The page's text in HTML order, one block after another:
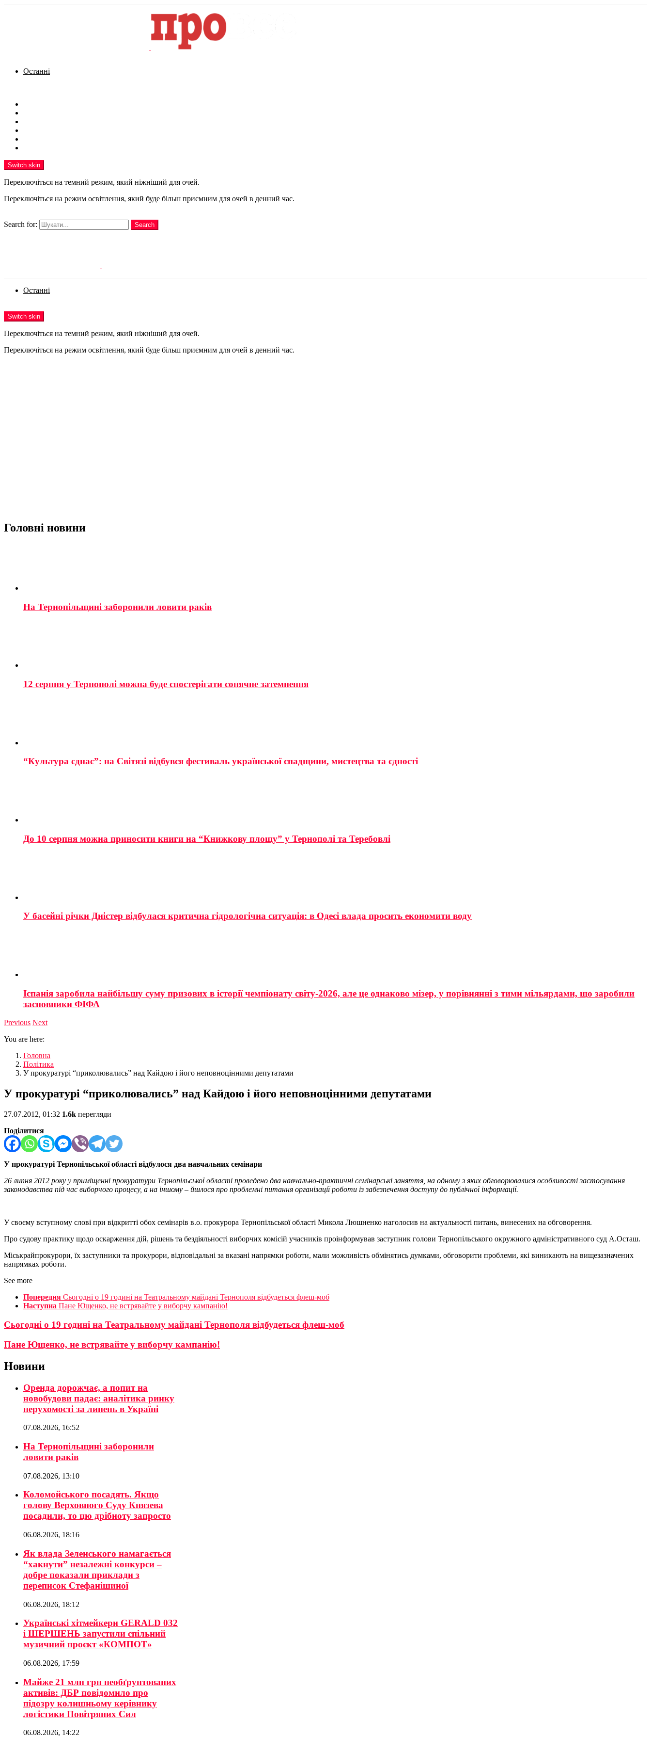
Останні
Switch skin
Переключіться на темний режим, який ніжніший для очей.
Переключіться на режим освітлення, який буде більш приємним для очей в денний час.
Search for:
Search
Останні
Switch skin
Переключіться на темний режим, який ніжніший для очей.
Переключіться на режим освітлення, який буде більш приємним для очей в денний час.
Головні новини
На Тернопільщині заборонили ловити раків
12 серпня у Тернополі можна буде спостерігати сонячне затемнення
“Культура єднає”: на Світязі відбувся фестиваль української спадщини, мистецтва та єдності
До 10 серпня можна приносити книги на “Книжкову площу” у Тернополі та Теребовлі
У басейні річки Дністер відбулася критична гідрологічна ситуація: в Одесі влада просить економити воду
Іспанія заробила найбільшу суму призових в історії чемпіонату світу-2026, але це однаково мізер, у порівнянні з тими мільярдами, що заробили
засновники ФІФА
Previous Next
You are here:
Головна
Політика
У прокуратурі “приколювались” над Кайдою і його неповноцінними депутатами
У прокуратурі “приколювались” над Кайдою і його неповноцінними депутатами
27.07.2012, 01:32 1.6k перегляди
Поділитися
У прокуратурі Тернопільської області відбулося два навчальних семінари
26 липня 2012 року у приміщенні прокуратури Тернопільської області проведено два навчально-практичні семінарські заняття, на одному з яких обговорювалися особливості застосування
законодавства під час виборчого процесу, а на іншому – йшлося про проблемні питання організації роботи із забезпечення доступу до публічної інформації.
У своєму вступному слові при відкритті обох семінарів в.о. прокурора Тернопільської області Микола Люшненко наголосив на актуальності питань, винесених на обговорення.
Про судову практику щодо оскарження дій, рішень та бездіяльності виборчих комісій учасників проінформував заступник голови Тернопільського окружного адміністративного суд А.Осташ.
Міськрайпрокурори, їх заступники та прокурори, відповідальні за вказані напрямки роботи, мали можливість обмінятись думками, обговорити проблеми, які виникають на вищезазначених
напрямках роботи.
See more
Попередня Сьогодні о 19 годині на Театральному майдані Тернополя відбудеться флеш-моб
Наступна Пане Ющенко, не встрявайте у виборчу кампанію!
Сьогодні о 19 годині на Театральному майдані Тернополя відбудеться флеш-моб
Пане Ющенко, не встрявайте у виборчу кампанію!
Новини
Оренда дорожчає, а попит на
новобудови падає: аналітика ринку
нерухомості за липень в Україні
07.08.2026, 16:52
На Тернопільщині заборонили
ловити раків
07.08.2026, 13:10
Коломойського посадять. Якщо
голову Верховного Суду Князева
посадили, то цю дрібноту запросто
06.08.2026, 18:16
Як влада Зеленського намагається
“хакнути” незалежні конкурси –
добре показали приклади з
переписок Стефанішиної
06.08.2026, 18:12
Українські хітмейкери GERALD 032
і ШЕРШЕНЬ запустили спільний
музичний проєкт «КОМПОТ»
06.08.2026, 17:59
Майже 21 млн грн необґрунтованих
активів: ДБР повідомило про
підозру колишньому керівнику
логістики Повітряних Сил
06.08.2026, 14:22